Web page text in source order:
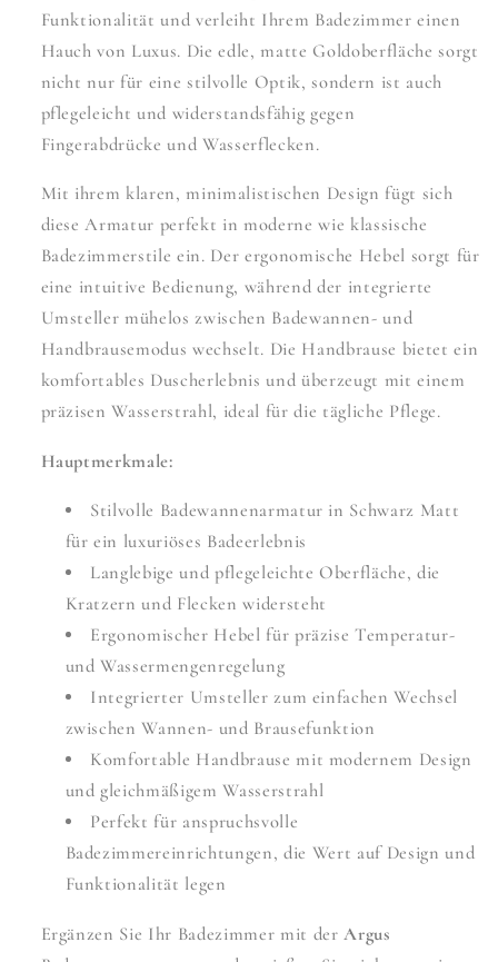
Funktionalität und verleiht Ihrem Badezimmer einen
Hauch von Luxus. Die edle, matte Goldoberfläche sorgt
nicht nur für eine stilvolle Optik, sondern ist auch
pflegeleicht und widerstandsfähig gegen
Fingerabdrücke und Wasserflecken.
Mit ihrem klaren, minimalistischen Design fügt sich
diese Armatur perfekt in moderne wie klassische
Badezimmerstile ein. Der ergonomische Hebel sorgt für
eine intuitive Bedienung, während der integrierte
Umsteller mühelos zwischen Badewannen- und
Handbrausemodus wechselt. Die Handbrause bietet ein
komfortables Duscherlebnis und überzeugt mit einem
präzisen Wasserstrahl, ideal für die tägliche Pflege.
Hauptmerkmale:
Stilvolle Badewannenarmatur in Schwarz Matt
für ein luxuriöses Badeerlebnis
Langlebige und pflegeleichte Oberfläche, die
Kratzern und Flecken widersteht
Ergonomischer Hebel für präzise Temperatur-
und Wassermengenregelung
Integrierter Umsteller zum einfachen Wechsel
zwischen Wannen- und Brausefunktion
Komfortable Handbrause mit modernem Design
und gleichmäßigem Wasserstrahl
Perfekt für anspruchsvolle
Badezimmereinrichtungen, die Wert auf Design und
Funktionalität legen
Ergänzen Sie Ihr Badezimmer mit derArgus